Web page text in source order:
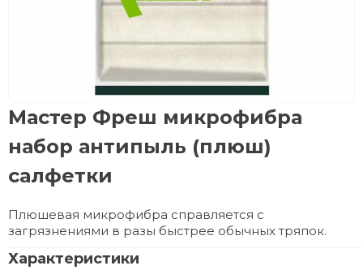
Мастер Фреш микрофибра
набор антипыль (плюш)
салфетки
Плюшевая микрофибра справляется с
загрязнениями в разы быстрее обычных тряпок.
Характеристики